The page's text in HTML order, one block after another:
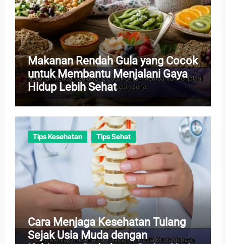
Makanan Rendah Gula yang Cocok
untuk Membantu Menjalani Gaya
Hidup Lebih Sehat
Tips Kesehatan Tips Sehat
Cara Menjaga Kesehatan Tulang
Sejak Usia Muda dengan